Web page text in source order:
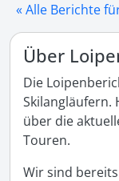
« Alle Berichte
Über
Die
Skilangläufern.
über die
Touren.
Wir sind bereits